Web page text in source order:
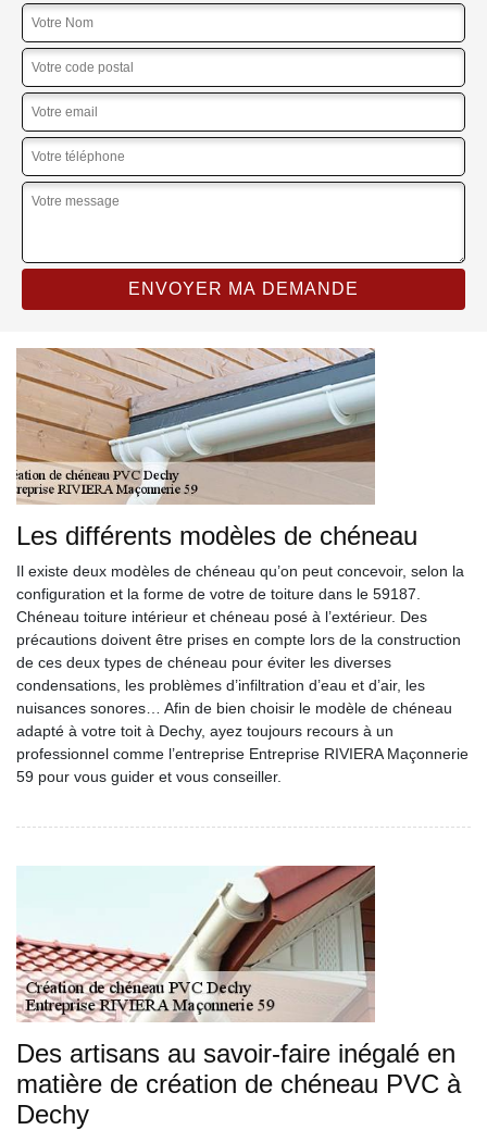
Les différents modèles de chéneau
Il existe deux modèles de chéneau qu’on peut concevoir, selon la
configuration et la forme de votre de toiture dans le 59187.
Chéneau toiture intérieur et chéneau posé à l’extérieur. Des
précautions doivent être prises en compte lors de la construction
de ces deux types de chéneau pour éviter les diverses
condensations, les problèmes d’infiltration d’eau et d’air, les
nuisances sonores… Afin de bien choisir le modèle de chéneau
adapté à votre toit à Dechy, ayez toujours recours à un
professionnel comme l’entreprise Entreprise RIVIERA Maçonnerie
59 pour vous guider et vous conseiller.
Des artisans au savoir-faire inégalé en
matière de création de chéneau PVC à
Dechy